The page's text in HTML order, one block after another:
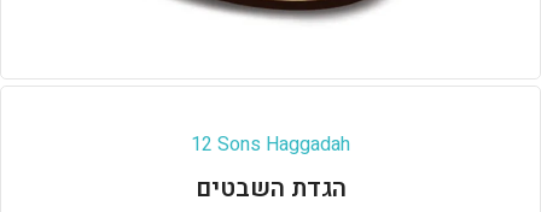
12 Sons Haggadah
הגדת השבטים